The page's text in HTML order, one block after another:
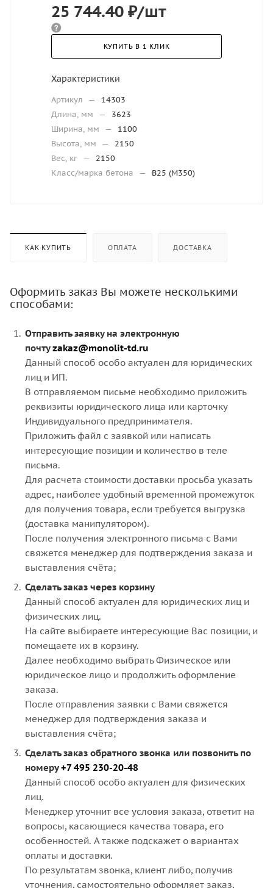
25 744.40 ₽/шт
КУПИТЬ В 1 КЛИК
Характеристики
Артикул —
14303
Длина, мм
—
3623
Ширина, мм
—
1100
Высота, мм
—
2150
Вес, кг —
2150
Класс/марка бетона
— В25 (М350)
КАК КУПИТЬ ОПЛАТА ДОСТАВКА
Оформить заказ Вы можете несколькими
способами:
Отправить заявку на электронную
почтуzakaz@monolit-td.ru
Данный способ особо актуален для юридических
лиц и ИП.
В отправляемом письме необходимо приложить
реквизиты юридического лица или карточку
Индивидуального предпринимателя.
Приложить файл с заявкой или написать
интересующие позиции и количество в теле
письма.
Для расчета стоимости доставки просьба указать
адрес, наиболее удобный временной промежуток
для получения товара, если требуется выгрузка
(доставка манипулятором).
После получения электронного письма с Вами
свяжется менеджер для подтверждения заказа и
выставления счёта;
Сделать заказ через корзину
Данный способ актуален для юридических лиц и
физических лиц.
На сайте выбираете интересующие Вас позиции, и
помещаете их в корзину.
Далее необходимо выбрать Физическое или
юридическое лицо и продолжить оформление
заказа.
После отправления заявки с Вами свяжется
менеджер для подтверждения заказа и
выставления счёта;
Сделать заказ обратного звонка или позвонить по
номеру+7 495 230-20-48
Данный способ особо актуален для физических
лиц.
Менеджер уточнит все условия заказа, ответит на
вопросы, касающиеся качества товара, его
особенностей. А также подскажет о вариантах
оплаты и доставки.
По результатам звонка, клиент либо, получив
уточнения, самостоятельно оформляет заказ,